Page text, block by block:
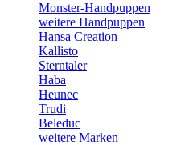
Monster-Handpuppen
weitere Handpuppen
Hansa Creation
Kallisto
Sterntaler
Haba
Heunec
Trudi
Beleduc
weitere Marken